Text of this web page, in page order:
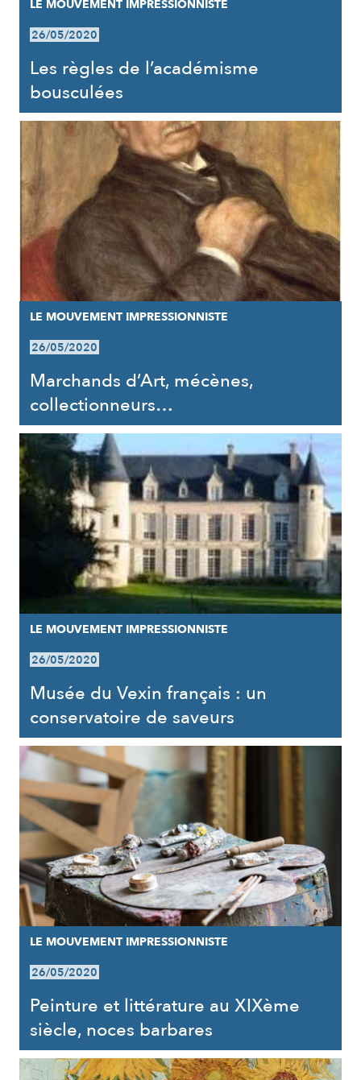
LE MOUVEMENT IMPRESSIONNISTE
26/05/2020
Les règles de l’académisme
bousculées
LE MOUVEMENT IMPRESSIONNISTE
26/05/2020
Marchands d’Art, mécènes,
collectionneurs…
LE MOUVEMENT IMPRESSIONNISTE
26/05/2020
Musée du Vexin français : un
conservatoire de saveurs
LE MOUVEMENT IMPRESSIONNISTE
26/05/2020
Peinture et littérature au XIXème
siècle, noces barbares